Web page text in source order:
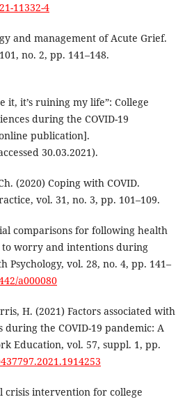
11332-4
and management of Acute Grief.
no. 2, pp. 141–148.
it, it’s ruining my life”: College
during the COVID-19
publication].
30.03.2021).
(2020) Coping with COVID.
vol. 31, no. 3, pp. 101–109.
comparisons for following health
worry and intentions during
Psychology, vol. 28, no. 4, pp. 141–
a000080
H. (2021) Factors associated with
during the COVID-19 pandemic: A
Education, vol. 57, suppl. 1, pp.
crisis intervention for college